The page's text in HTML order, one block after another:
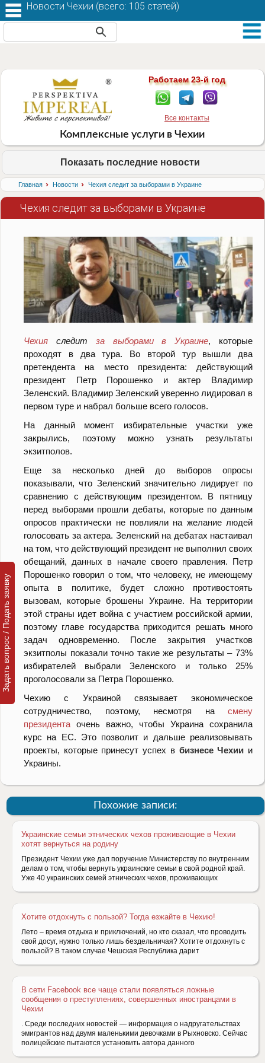
Работаем 23-й год
Все контакты
Комплексные услуги в Чехии
Показать последние новости
Главная › Новости › Чехия следит за выборами в Украине
Чехия следит за выборами в Украине
Чехия следит за выборами в Украине, которые
проходят в два тура. Во второй тур вышли два
претендента на место президента: действующий
президент Петр Порошенко и актер Владимир
Зеленский. Владимир Зеленский уверенно лидировал в
первом туре и набрал больше всего голосов.
На данный момент избирательные участки уже
закрылись, поэтому можно узнать результаты
экзитполов.
Еще за несколько дней до выборов опросы
показывали, что Зеленский значительно лидирует по
сравнению с действующим президентом. В пятницу
перед выборами прошли дебаты, которые по данным
опросов практически не повлияли на желание людей
голосовать за актера. Зеленский на дебатах настаивал
на том, что действующий президент не выполнил своих
обещаний, данных в начале своего правления. Петр
Порошенко говорил о том, что человеку, не имеющему
опыта в политике, будет сложно противостоять
вызовам, которые брошены Украине. На территории
этой страны идет война с участием российской армии,
поэтому главе государства приходится решать много
задач одновременно. После закрытия участков
экзитполы показали точно такие же результаты – 73%
избирателей выбрали Зеленского и только 25%
проголосовали за Петра Порошенко.
Чехию с Украиной связывает экономическое
сотрудничество, поэтому, несмотря на смену
президента очень важно, чтобы Украина сохранила
курс на ЕС. Это позволит и дальше реализовывать
проекты, которые принесут успех в бизнесе Чехии и
Украины.
Похожие записи:
Украинские семьи этнических чехов проживающие в Чехии
хотят вернуться на родину
Президент Чехии уже дал поручение Министерству по внутренним
делам о том, чтобы вернуть украинские семьи в свой родной край.
Уже 40 украинских семей этнических чехов, проживающих
Хотите отдохнуть с пользой? Тогда езжайте в Чехию!
Лето – время отдыха и приключений, но кто сказал, что проводить
свой досуг, нужно только лишь бездельничая? Хотите отдохнуть с
пользой? В таком случае Чешская Республика дарит
В сети Facebook все чаще стали появляться ложные
сообщения о преступлениях, совершенных иностранцами в
Чехии
. Среди последних новостей — информация о надругательствах
эмигрантов над двумя маленькими девочками в Рыхновско. Сейчас
полицейские пытаются установить автора данного
Новости Чехии (всего: 105 статей)
Задать вопрос / Подать заявку